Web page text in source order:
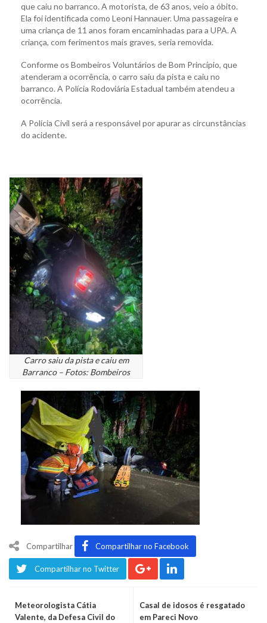
que caiu no barranco. A motorista, de 63 anos, veio a óbito.
Ela foi identificada como Leoni Hannauer. Uma passageira e
uma criança de 11 anos foram encaminhadas para a UPA. A
criança, com ferimentos mais graves, seria removida.
Conforme os Bombeiros Voluntários de Bom Princípio, que
atenderam a ocorrência, o carro saiu da pista e caiu no
barranco. A Polícia Rodoviária Estadual também atendeu a
ocorrência.
A Polícia Civil será a responsável por apurar as circunstâncias
do acidente.
Carro saiu da pista e caiu em
Barranco – Fotos: Bombeiros
Compartilhar Compartilhar no Facebook
Compartilhar no Twitter
Meteorologista Cátia
Valente, da Defesa Civil do
Casal de idosos é resgatado
em Pareci Novo